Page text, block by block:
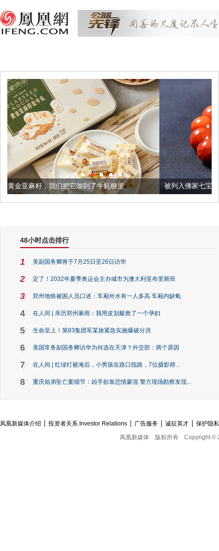
加到了牛轧糖里 被列入佛家七宝的它到底有多美？
48小时点击排行
1 美副国务卿将于7月25日至26日访华
2 定了！2032年夏季奥运会主办城市为澳大利亚布里斯班
3 郑州地铁被困人员口述：车厢外水有一人多高 车厢内缺氧
4 在人间 | 亲历郑州暴雨：我用皮划艇救了一个孕妇
5 生命至上！第83集团军某旅紧急实施爆破分洪
6 美国常务副国务卿访华为何选在天津？外交部：两个原因
7 在人间 | 红绿灯被淹后，小男孩在路口指路，7位摄影师...
8 重庆姐弟坠亡案细节：凶手欲靠悲情蒙混 警方现场勘察发现...
凤凰新媒体介绍 投资者关系 Investor Relations 广告服务 诚征英才
保护隐
凤凰新媒体
版权所有 Copyright ©